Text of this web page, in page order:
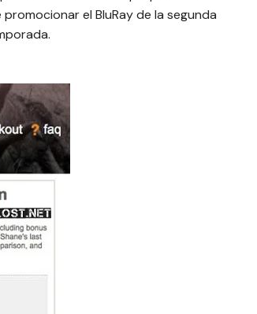
el BluRay de la segunda